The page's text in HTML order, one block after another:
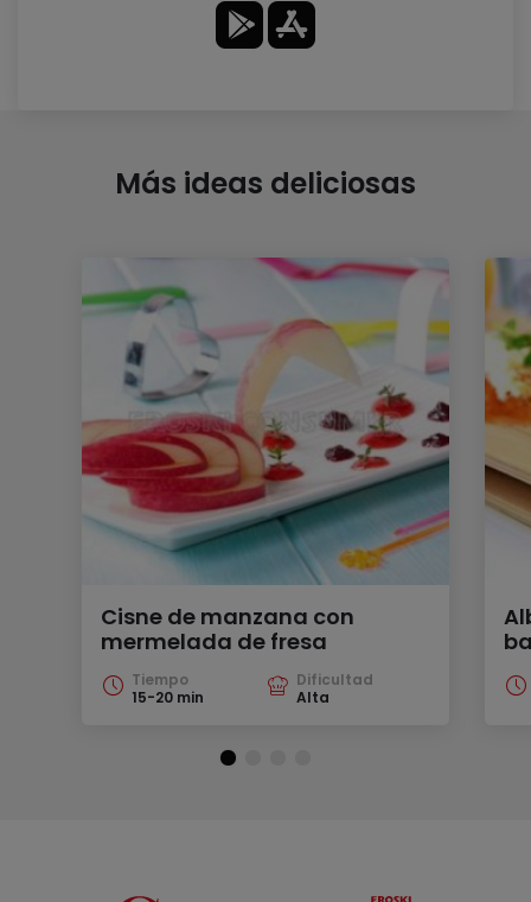
Más ideas deliciosas
Cisne de manzana con
mermelada de fresa
Tiempo
15-20 min
Dificultad
Alta